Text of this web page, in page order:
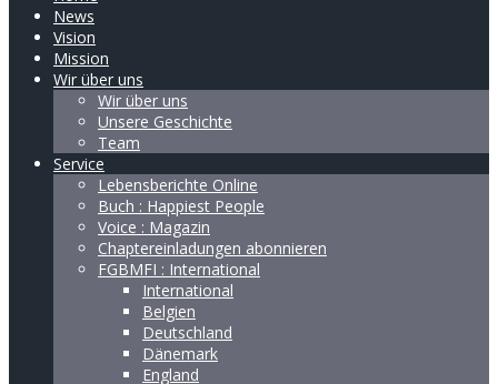
News
Vision
Mission
Wir über uns
Wir über uns
Unsere Geschichte
Team
Service
Lebensberichte Online
Buch : Happiest People
Voice : Magazin
Chaptereinladungen abonnieren
FGBMFI : International
International
Belgien
Deutschland
Dänemark
England